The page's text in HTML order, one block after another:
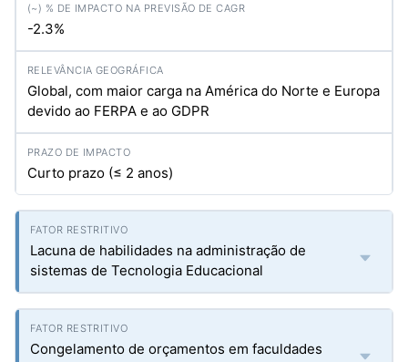
-2.3%
Global, com maior carga na América do Norte e Europa
devido ao FERPA e ao GDPR
Curto prazo (≤ 2 anos)
Lacuna de habilidades na administração de
sistemas de Tecnologia Educacional
Congelamento de orçamentos em faculdades